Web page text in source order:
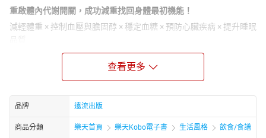
重啟體內代謝開關，成功減重找回身體最初機能！
減輕體重 × 控制血壓與膽固醇 × 穩定血糖 × 預防心臟疾病 × 提升睡眠
▶明明少吃，卻還是瘦不下來
▶上班時間朝9晚6，下班後吃完飯很難不超過7點
▶每天計算卡路里，狂吃沙拉、禁止小酌，但肥肉還是黏著你不放
▶嘗試過長時間斷食，但晚上或白天常常餓到生氣，最終自暴自
棄、暴飲暴食……
查看更多
品牌 遠流出版
商品分類 樂天首頁 樂天Kobo電子書 生活風格 飲食/食譜